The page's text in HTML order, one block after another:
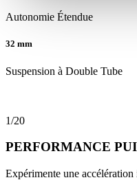
Autonomie Étendue
32 mm
Suspension à Double Tube
1/20
PERFORMANCE
Expérimente une accélération